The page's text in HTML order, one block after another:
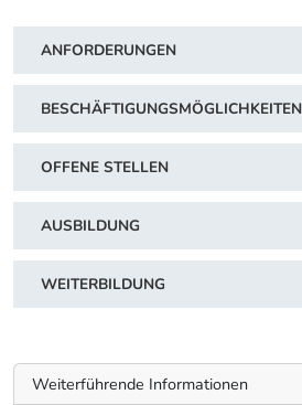
ANFORDERUNGEN
BESCHÄFTIGUNGSMÖGLICHKEITEN
OFFENE STELLEN
AUSBILDUNG
WEITERBILDUNG
Weiterführende Informationen